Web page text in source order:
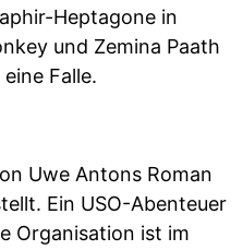
Heptagone in
und Zemina Paath
Falle.
Uwe Antons Roman
Ein USO-Abenteuer
Organisation ist im